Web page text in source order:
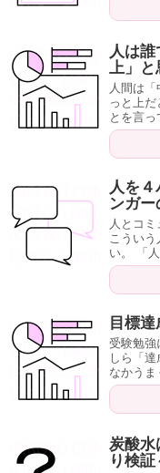
人は
上」と
人間は
っと上
とを言
人を
ンガー
人とコ
こういう
い。 「
目標
受験勉強
しら「
なかう
炭酸水
り検証